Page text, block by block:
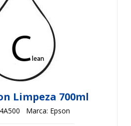
Limpeza 700ml
Marca: Epson